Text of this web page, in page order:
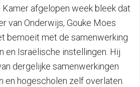
afgelopen week bleek dat
van Onderwijs, Gouke Moes
bemoeit met de samenwerking
en Israëlische instellingen. Hij
dergelijke samenwerkingen
en hogescholen zelf overlaten.